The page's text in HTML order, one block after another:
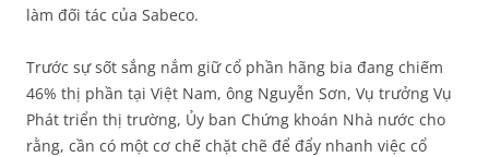
làm đối tác của Sabeco.
Trước sự sốt sắng nắm giữ cổ phần hãng bia đang chiếm
46% thị phần tại Việt Nam, ông Nguyễn Sơn, Vụ trưởng Vụ
Phát triển thị trường, Ủy ban Chứng khoán Nhà nước cho
rằng, cần có một cơ chế chặt chẽ để đẩy nhanh việc cổ